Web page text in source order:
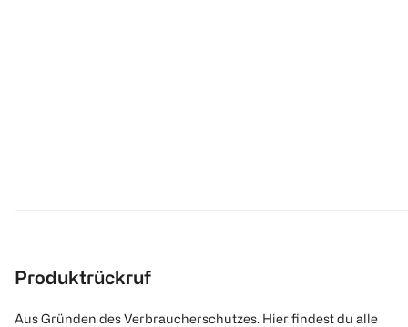
Produktrückruf
Aus Gründen des Verbraucherschutzes. Hier findest du alle